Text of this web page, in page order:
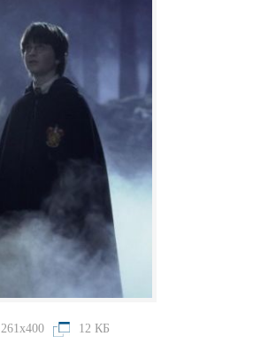
261x400 12 КБ